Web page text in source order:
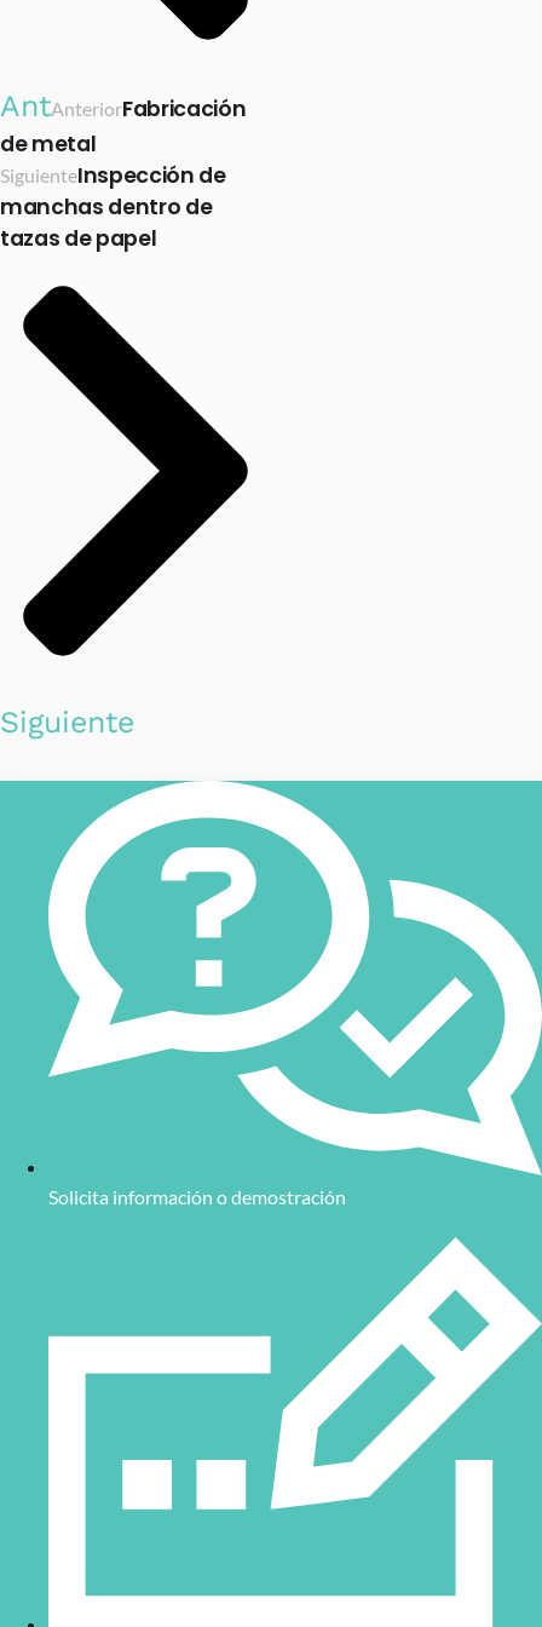
AntAnteriorFabricación
de metal
SiguienteInspección de
manchas dentro de
tazas de papel
Siguiente
Solicita información o demostración